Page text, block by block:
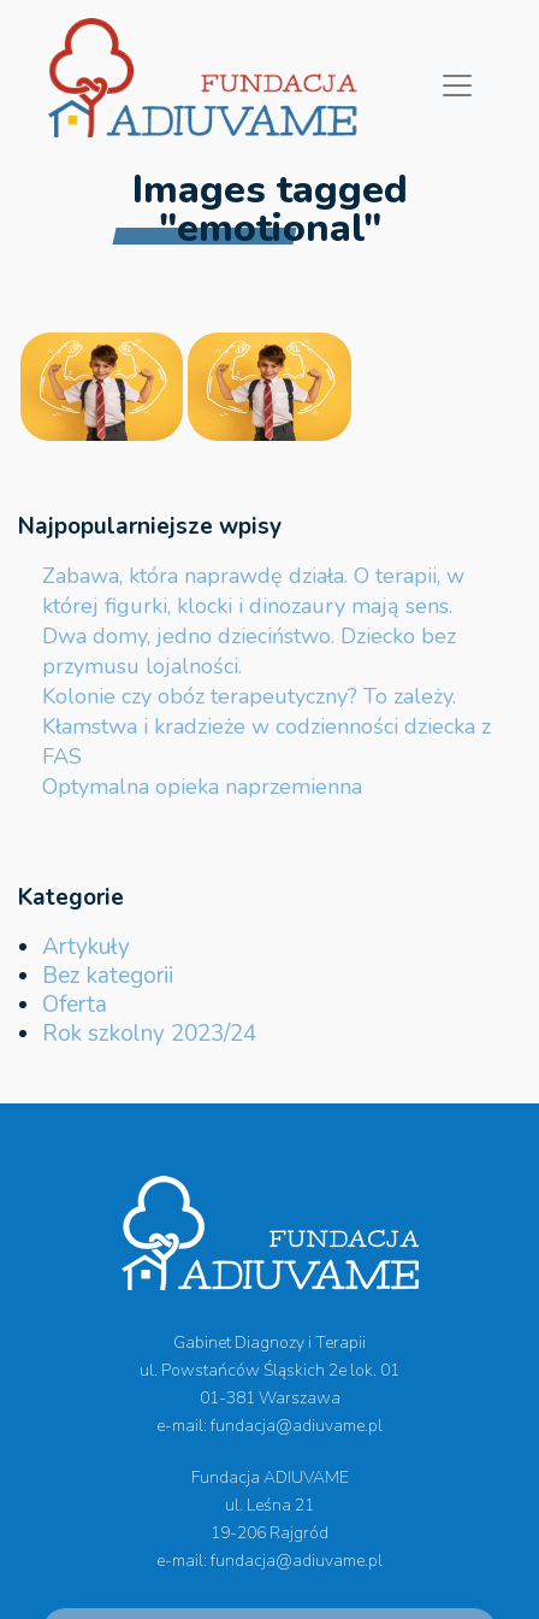
Images tagged
"emotional"
Najpopularniejsze wpisy
Zabawa, która naprawdę działa. O terapii, w
której figurki, klocki i dinozaury mają sens.
Dwa domy, jedno dzieciństwo. Dziecko bez
przymusu lojalności.
Kolonie czy obóz terapeutyczny? To zależy.
Kłamstwa i kradzieże w codzienności dziecka z
FAS
Optymalna opieka naprzemienna
Kategorie
Artykuły
Bez kategorii
Oferta
Rok szkolny 2023/24
Gabinet Diagnozy i Terapii
ul. Powstańców Śląskich 2e lok. 01
01-381 Warszawa
e-mail: fundacja@adiuvame.pl
Fundacja ADIUVAME
ul. Leśna 21
19-206 Rajgród
e-mail: fundacja@adiuvame.pl